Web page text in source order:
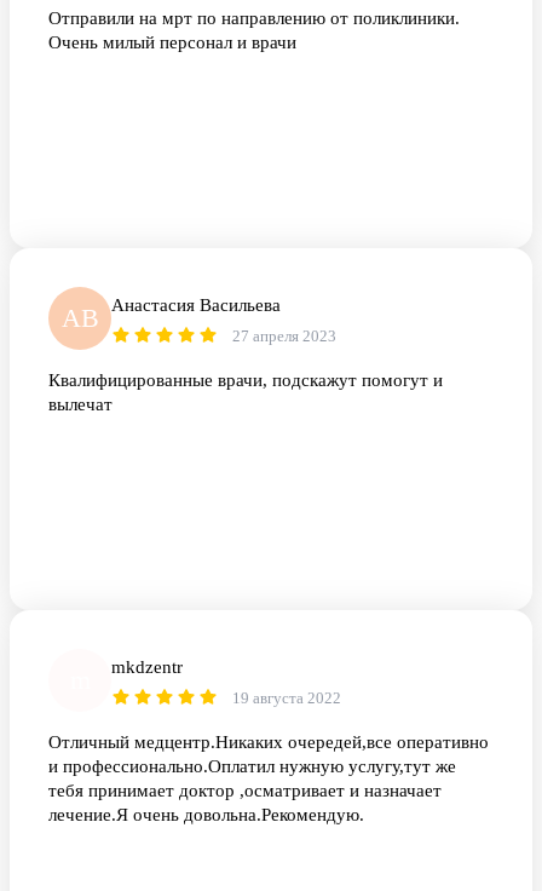
Отправили на мрт по направлению от поликлиники.
Очень милый персонал и врачи
АВ Анастасия Васильева
27 апреля 2023
Квалифицированные врачи, подскажут помогут и
вылечат
mkdzentr
19 августа 2022
Отличный медцентр.Никаких очередей,все оперативно
и профессионально.Оплатил нужную услугу,тут же
тебя принимает доктор ,осматривает и назначает
лечение.Я очень довольна.Рекомендую.